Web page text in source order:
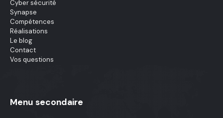
Cyber sécurité
Synapse
Compétences
Réalisations
Le blog
Contact
Vos questions
Menu secondaire